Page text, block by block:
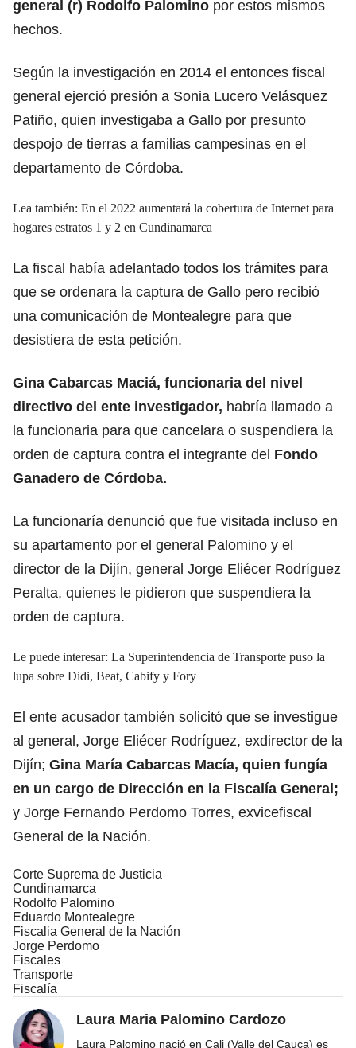
general (r) Rodolfo Palomino por estos mismos
hechos.
Según la investigación en 2014 el entonces fiscal
general ejerció presión a Sonia Lucero Velásquez
Patiño, quien investigaba a Gallo por presunto
despojo de tierras a familias campesinas en el
departamento de Córdoba.
Lea también: En el 2022 aumentará la cobertura de Internet para
hogares estratos 1 y 2 en Cundinamarca
La fiscal había adelantado todos los trámites para
que se ordenara la captura de Gallo pero recibió
una comunicación de Montealegre para que
desistiera de esta petición.
Gina Cabarcas Maciá, funcionaria del nivel
directivo del ente investigador, habría llamado a
la funcionaria para que cancelara o suspendiera la
orden de captura contra el integrante del Fondo
Ganadero de Córdoba.
La funcionaría denunció que fue visitada incluso en
su apartamento por el general Palomino y el
director de la Dijín, general Jorge Eliécer Rodríguez
Peralta, quienes le pidieron que suspendiera la
orden de captura.
Le puede interesar: La Superintendencia de Transporte puso la
lupa sobre Didi, Beat, Cabify y Fory
El ente acusador también solicitó que se investigue
al general, Jorge Eliécer Rodríguez, exdirector de la
Dijín; Gina María Cabarcas Macía, quien fungía
en un cargo de Dirección en la Fiscalía General;
y Jorge Fernando Perdomo Torres, exvicefiscal
General de la Nación.
Corte Suprema de Justicia
Cundinamarca
Rodolfo Palomino
Eduardo Montealegre
Fiscalia General de la Nación
Jorge Perdomo
Fiscales
Transporte
Fiscalía
Laura Maria Palomino Cardozo
Laura Palomino nació en Cali (Valle del Cauca) es